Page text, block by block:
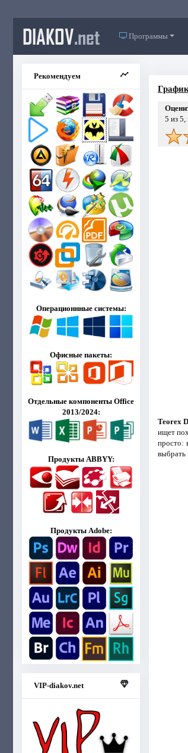
DIAKOV.net Программы
Рекомендуем
Операционнные системы:
Офисные пакеты:
Отдельные компоненты Office
2013/2024:
Продукты ABBYY:
Продукты Adobe:
VIP-diakov.net
5 из 5,
Teorex
ищет
просто:
выбрать